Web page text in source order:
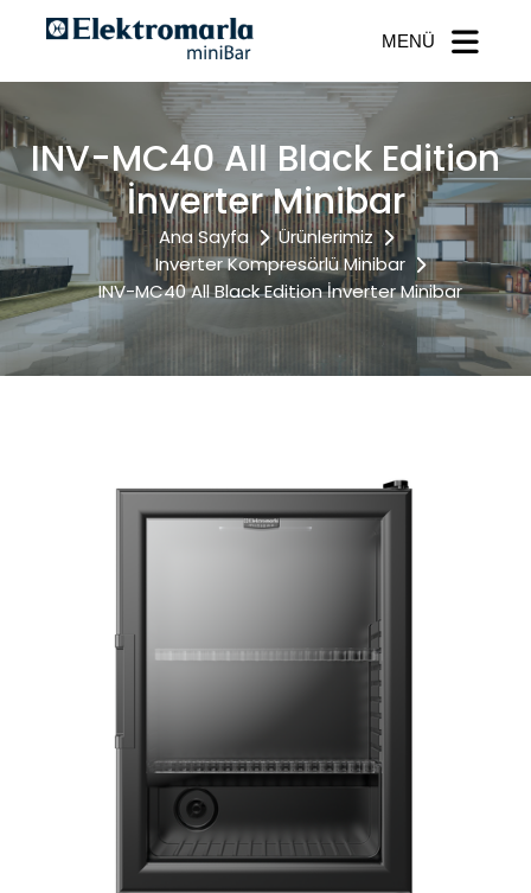
MENÜ
INV-MC40 All Black Edition
İnverter Minibar
Ana Sayfa
Ürünlerimiz
Inverter Kompresörlü Minibar
INV-MC40 All Black Edition İnverter Minibar